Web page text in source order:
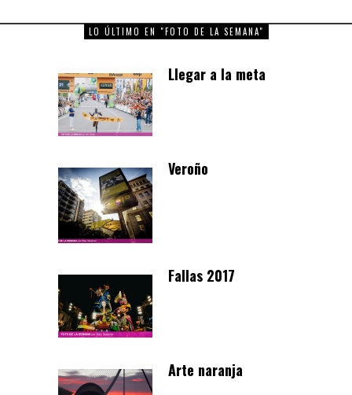
LO ÚLTIMO EN "FOTO DE LA SEMANA"
Llegar a la meta
Veroño
Fallas 2017
Arte naranja